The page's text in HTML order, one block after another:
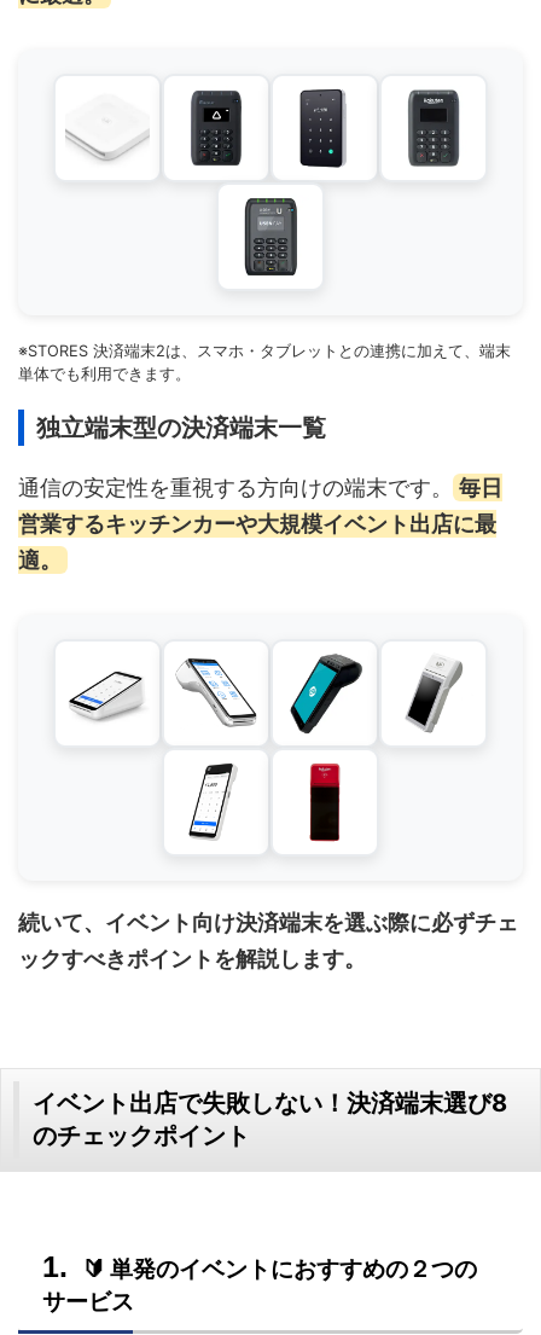
※STORES 決済端末2は、スマホ・タブレットとの連携に加えて、端末
単体でも利用できます。
独立端末型の決済端末一覧
通信の安定性を重視する方向けの端末です。
毎日
営業するキッチンカーや大規模イベント出店に最
適。
続いて、イベント向け決済端末を選ぶ際に必ずチェ
ックすべきポイントを解説します。
イベント出店で失敗しない！決済端末選び8
のチェックポイント
🔰 単発のイベントにおすすめの２つの
サービス